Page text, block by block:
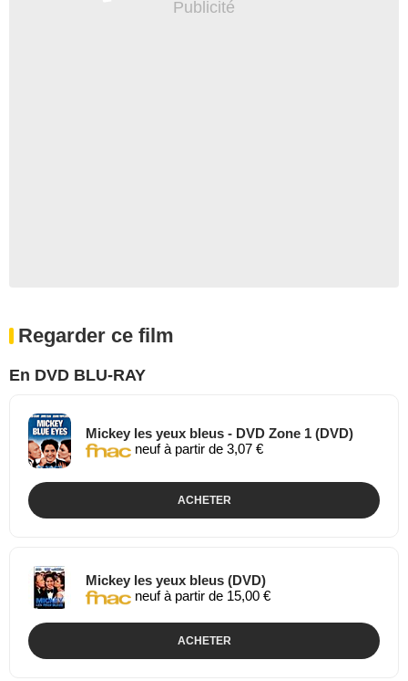
Regarder ce film
En DVD BLU-RAY
Mickey les yeux bleus - DVD Zone 1 (DVD)
neuf à partir de 3,07 €
ACHETER
Mickey les yeux bleus (DVD)
neuf à partir de 15,00 €
ACHETER